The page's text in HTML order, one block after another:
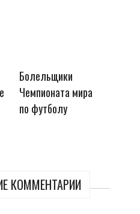
Болельщики
Чемпионата мира
по футболу
КОММЕНТАРИИ